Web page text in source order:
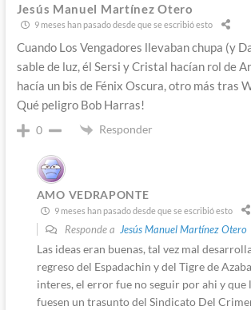
Jesús Manuel Martínez Otero
9 meses han pasado desde que se escribió esto
Cuando Los Vengadores llevaban chupa (y
sable de luz, él Sersi y Cristal hacían rol de
hacía un bis de Fénix Oscura, otro más tras
Qué peligro Bob Harras!
0 Responder
AMO VEDRAPONTE
9 meses han pasado desde que se escribió esto
Responde a Jesús Manuel Martínez Otero
Las ideas eran buenas, tal vez mal
regreso del Espadachin y del Tigre de
interes, el error fue no seguir por ahi y que
fuesen un trasunto del Sindicato Del